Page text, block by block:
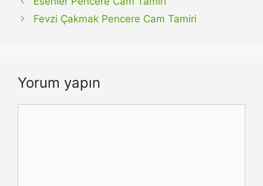
Fevzi Çakmak Pencere Cam Tamiri
Yorum yapın